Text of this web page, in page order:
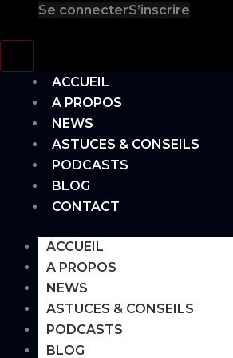
Se connecterS’inscrire
ACCUEIL
A PROPOS
NEWS
ASTUCES & CONSEILS
PODCASTS
BLOG
CONTACT
ACCUEIL
A PROPOS
NEWS
ASTUCES & CONSEILS
PODCASTS
BLOG